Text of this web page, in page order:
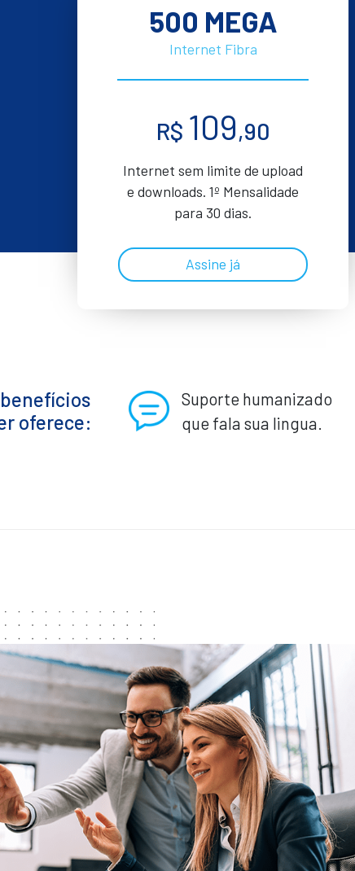
500 MEGA
Internet Fibra
R$ 109,90
Internet sem limite de upload
e downloads. 1º Mensalidade
para 30 dias.
Assine já
oferece:
Suporte humanizado
que fala sua lingua.